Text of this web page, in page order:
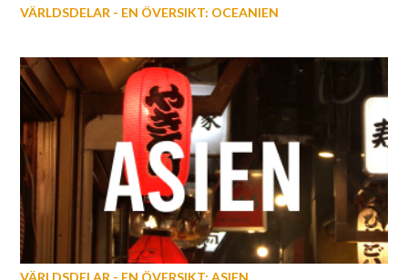
VÄRLDSDELAR - EN ÖVERSIKT: OCEANIEN
VÄRLDSDELAR - EN ÖVERSIKT: ASIEN